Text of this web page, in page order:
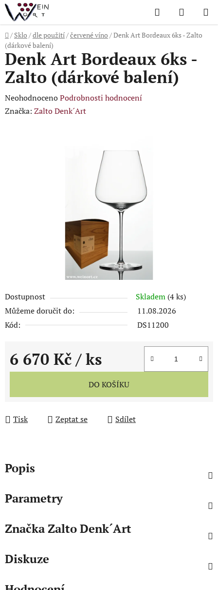
Přejít
na
obsah
Hledat
KOŠÍK
Domů
/ Sklo /dle použití/červené víno /Denk Art Bordeaux 6ks - Zalto
(dárkové balení)
Dostupnost Skladem (4 ks)
Můžeme doručit do:
11.08.2026
Kód:
DS11200
6 670 Kč / ks
Měrná cena:
DO KOŠÍKU
Tisk Zeptat se Sdílet
Denk Art Bordeaux 6ks -
Zalto (dárkové balení)
Průměrné
hodnocení
NeohodnocenoPodrobnosti hodnocení
Značka: Zalto Denk´Art
Popis
Parametry
ZnačkaZalto Denk´Art
Diskuze